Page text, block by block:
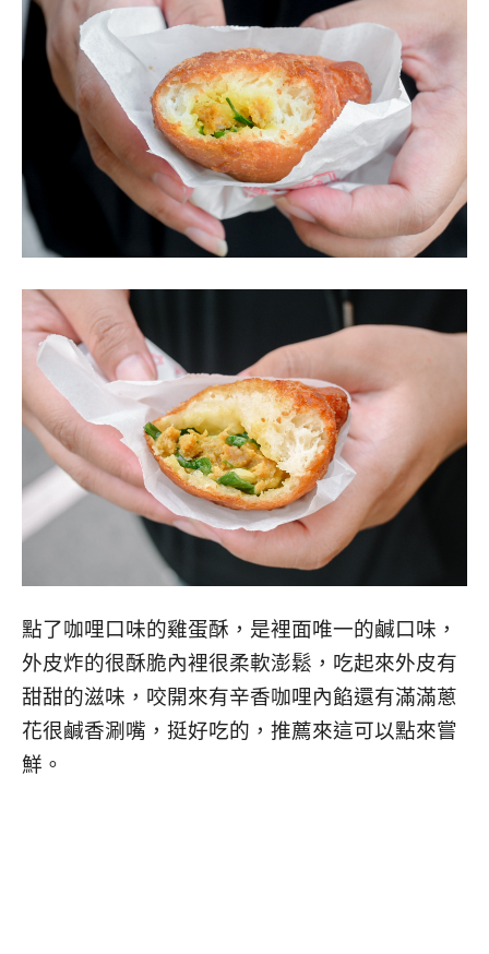
點了咖哩口味的雞蛋酥，是裡面唯一的鹹口味，
外皮炸的很酥脆內裡很柔軟澎鬆，吃起來外皮有
甜甜的滋味，咬開來有辛香咖哩內餡還有滿滿蔥
花很鹹香涮嘴，挺好吃的，推薦來這可以點來嘗
鮮。